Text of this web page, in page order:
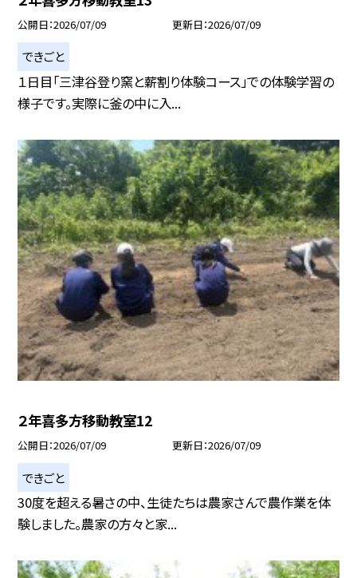
公開日 2026/07/09 更新日 2026/07/09
できごと
１日目「三津谷登り窯と薪割り体験コース」での体験学習の
様子です。実際に釜の中に入...
２年喜多方移動教室12
公開日 2026/07/09 更新日 2026/07/09
できごと
30度を超える暑さの中、生徒たちは農家さんで農作業を体
験しました。農家の方々と家...